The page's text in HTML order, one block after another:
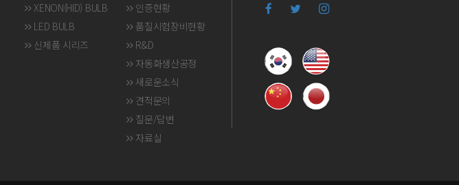
XENON(HID) BULB
LED BULB
신제품 시리즈
인증현황
품질시험장비현황
R&D
자동화생산공정
새로운소식
견적문의
질문/답변
자료실